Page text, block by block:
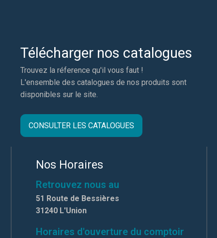
Télécharger nos catalogues
Trouvez la réference qu'il vous faut !
L'ensemble des catalogues de nos produits sont
disponibles sur le site.
CONSULTER LES CATALOGUES
Nos Horaires
Retrouvez nous au
51 Route de Bessières
31240 L'Union
Horaires d'ouverture du comptoir